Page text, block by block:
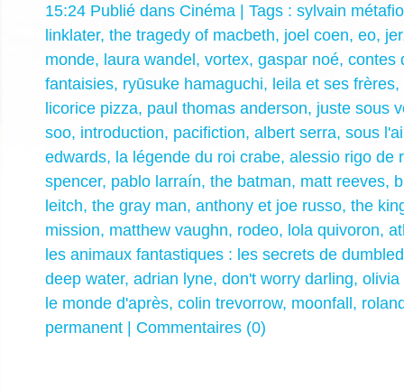
15:24 Publié dans Cinéma | Tags : sylvain
linklater, the tragedy of macbeth, joel coen, eo,
monde, laura wandel, vortex, gaspar noé, contes
fantaisies, ryūsuke hamaguchi, leila et ses frères,
licorice pizza, paul thomas anderson, juste sous
soo, introduction, pacifiction, albert serra, sous
edwards, la légende du roi crabe, alessio rigo de
spencer, pablo larraín, the batman, matt reeves,
leitch, the gray man, anthony et joe russo, the
mission, matthew vaughn, rodeo, lola quivoron,
les animaux fantastiques : les secrets de
deep water, adrian lyne, don't worry darling, olivia
le monde d'après, colin trevorrow, moonfall,
permanent | Commentaires (0)